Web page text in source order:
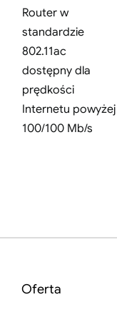
Router w
standardzie
802.11ac
dostępny dla
prędkości
Internetu powyżej
100/100 Mb/s
Oferta